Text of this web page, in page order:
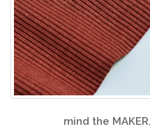
mind the